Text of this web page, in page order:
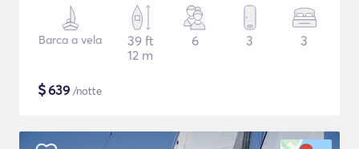
Barca a vela
39 ft
12 m
6 3 3
$639 /notte